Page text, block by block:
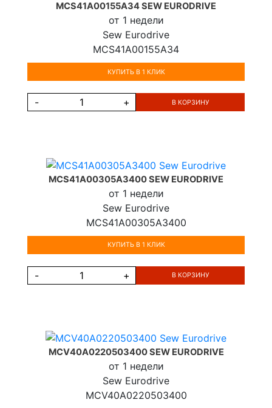
MCS41A00155A34 SEW EURODRIVE
от 1 недели
Sew Eurodrive
MCS41A00155A34
КУПИТЬ В 1 КЛИК
- + В КОРЗИНУ
MCS41A00305A3400 SEW EURODRIVE
от 1 недели
Sew Eurodrive
MCS41A00305A3400
КУПИТЬ В 1 КЛИК
- + В КОРЗИНУ
MCV40A0220503400 SEW EURODRIVE
от 1 недели
Sew Eurodrive
MCV40A0220503400